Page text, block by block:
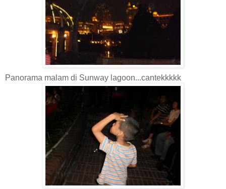
Panorama malam di Sunway lagoon...cantekkkkk